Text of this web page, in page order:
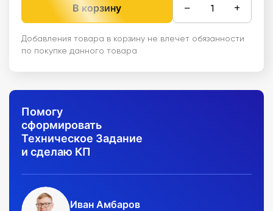
В корзину − +
Добавления товара в корзину не влечет обязанности
по покупке данного товара
Помогу
сформировать
Техническое Задание
и сделаю КП
Иван Амбаров